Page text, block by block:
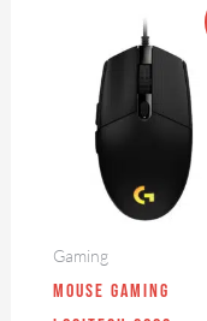
Gaming
Mouse Gaming